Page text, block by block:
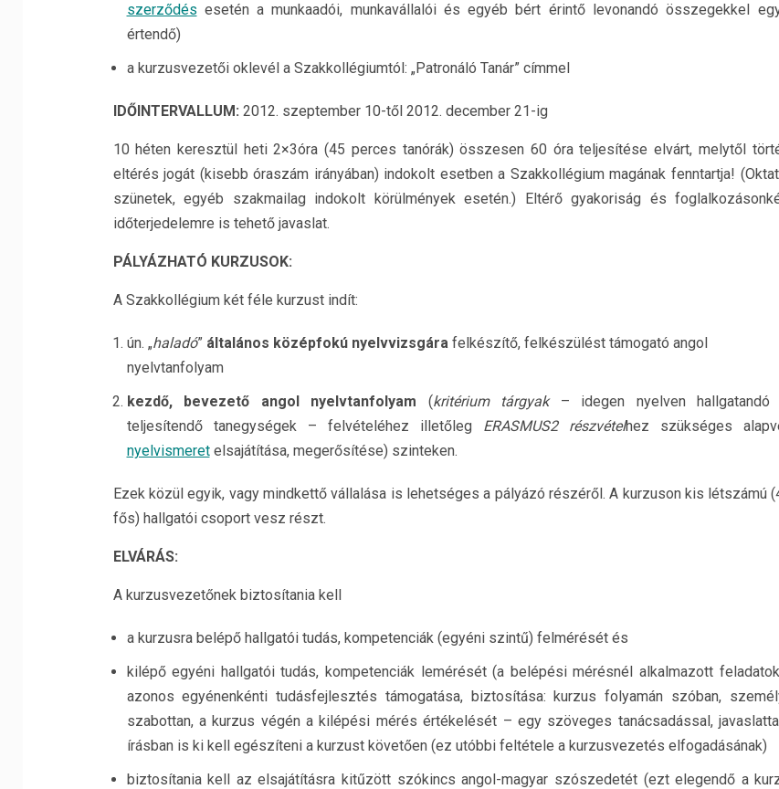
szerződés esetén a munkaadói, munkavállalói és egyéb bért érintő levonandó összegekkel
értendő)
a kurzusvezetői oklevél a Szakkollégiumtól: „Patronáló Tanár” címmel
IDŐINTERVALLUM: 2012. szeptember 10-től 2012. december 21-ig
10 héten keresztül heti 2×3óra (45 perces tanórák) összesen 60 óra teljesítése elvárt, melytől
eltérés jogát (kisebb óraszám irányában) indokolt esetben a Szakkollégium magának fenntartja!
szünetek, egyéb szakmailag indokolt körülmények esetén.) Eltérő gyakoriság és
időterjedelemre is tehető javaslat.
PÁLYÁZHATÓ KURZUSOK:
A Szakkollégium két féle kurzust indít:
ún. „haladó” általános középfokú nyelvvizsgára felkészítő, felkészülést támogató angol
nyelvtanfolyam
kezdő, bevezető angol nyelvtanfolyam (kritérium tárgyak – idegen nyelven hallgatandó
teljesítendő tanegységek – felvételéhez illetőleg ERASMUS2 részvételhez szükséges
nyelvismeretelsajátítása, megerősítése) szinteken.
Ezek közül egyik, vagy mindkettő vállalása is lehetséges a pályázó részéről. A kurzuson kis létszámú
fős) hallgatói csoport vesz részt.
ELVÁRÁS:
A kurzusvezetőnek biztosítania kell
a kurzusra belépő hallgatói tudás, kompetenciák (egyéni szintű) felmérését és
kilépő egyéni hallgatói tudás, kompetenciák lemérését (a belépési mérésnél alkalmazott
azonos egyénenkénti tudásfejlesztés támogatása, biztosítása: kurzus folyamán szóban,
szabottan, a kurzus végén a kilépési mérés értékelését – egy szöveges tanácsadással,
írásban is ki kell egészíteni a kurzust követően (ez utóbbi feltétele a kurzusvezetés elfogadásának)
biztosítania kell az elsajátításra kitűzött szókincs angol-magyar szószedetét (ezt elegendő a